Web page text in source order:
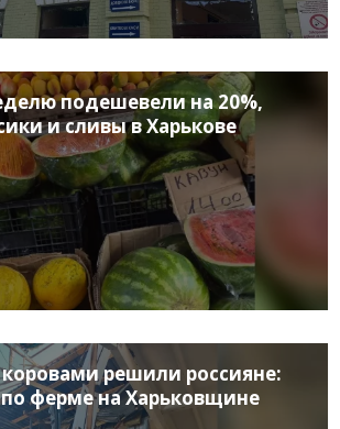
подешевели на 20%,
и сливы в Харькове
коровами решили россияне:
по ферме на Харьковщине